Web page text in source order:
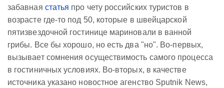
забавная статья про чету российских туристов в
возрасте где-то под 50, которые в швейцарской
пятизвездочной гостинице мариновали в ванной
грибы. Все бы хорошо, но есть два "но". Во-первых,
вызывает сомнения осуществимость самого процесса
в гостиничных условиях. Во-вторых, в качестве
источника указано новостное агенство Sputnik News,